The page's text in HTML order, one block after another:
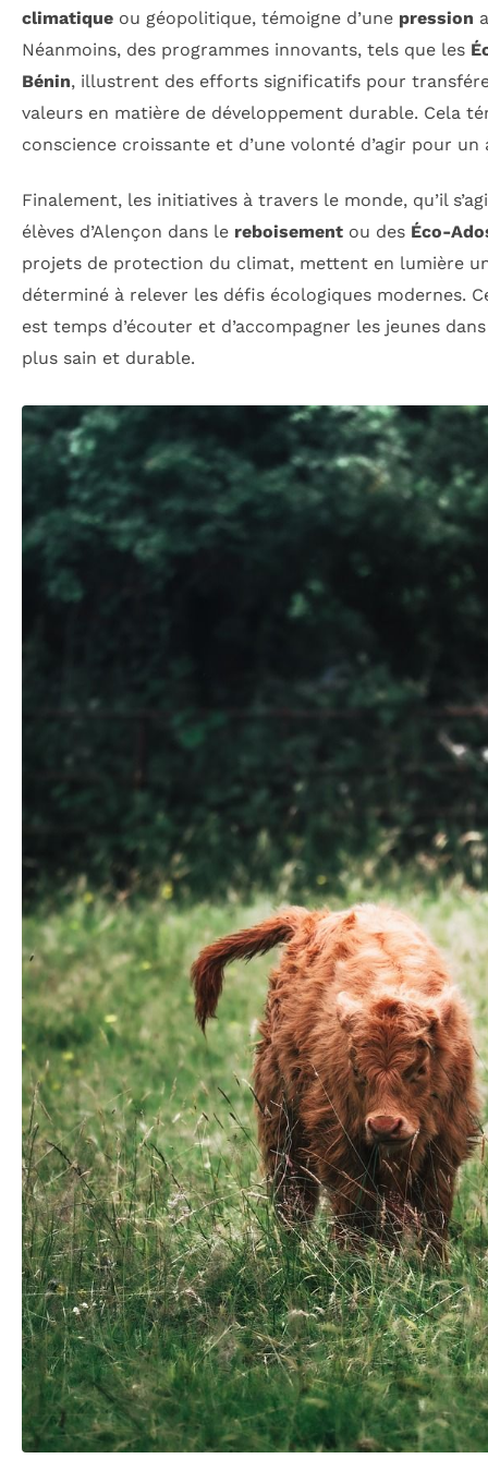
climatique ou géopolitique, témoigne d’une pression
Néanmoins, des programmes innovants, tels que les
Bénin, illustrent des efforts significatifs pour
valeurs en matière de développement durable. Cela
conscience croissante et d’une volonté d’agir pour un
Finalement, les initiatives à travers le monde, qu’il
élèves d’Alençon dans le reboisement ou des Éco-
projets de protection du climat, mettent en lumière
déterminé à relever les défis écologiques modernes.
est temps d’écouter et d’accompagner les jeunes
plus sain et durable.